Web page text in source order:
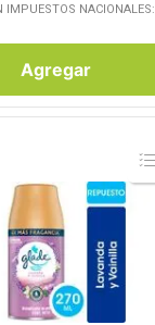
IMPUESTOS NACIONALES:
Agregar
Ver Producto